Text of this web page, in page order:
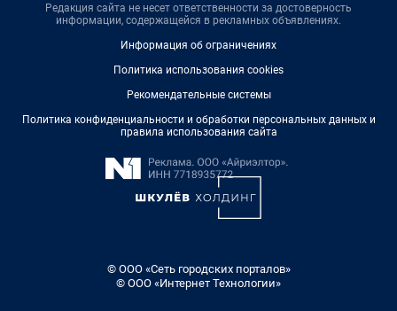
Редакция сайта не несет ответственности за достоверность
информации, содержащейся в рекламных объявлениях.
Информация об ограничениях
Политика использования cookies
Рекомендательные системы
Политика конфиденциальности и обработки персональных данных и
правила использования сайта
© ООО «Сеть городских порталов»
© ООО «Интернет Технологии»